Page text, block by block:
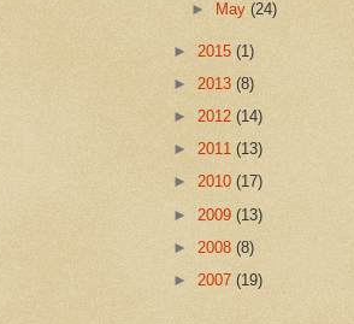
► May(24)
► 2015 (1)
► 2013 (8)
► 2012 (14)
► 2011 (13)
► 2010 (17)
► 2009 (13)
► 2008 (8)
► 2007 (19)